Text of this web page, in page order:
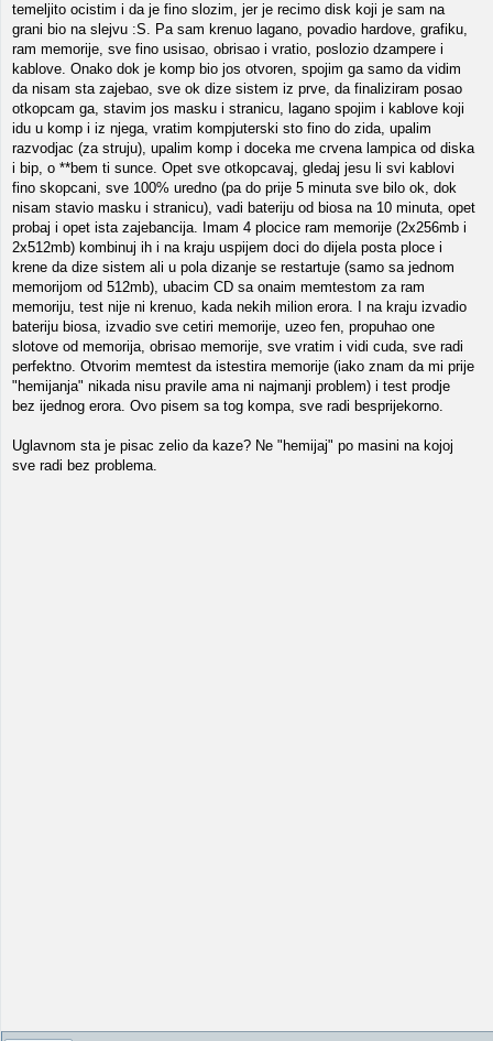
temeljito ocistim i da je fino slozim, jer je recimo disk koji je sam na
grani bio na slejvu :S. Pa sam krenuo lagano, povadio hardove, grafiku,
ram memorije, sve fino usisao, obrisao i vratio, poslozio dzampere i
kablove. Onako dok je komp bio jos otvoren, spojim ga samo da vidim
da nisam sta zajebao, sve ok dize sistem iz prve, da finaliziram posao
otkopcam ga, stavim jos masku i stranicu, lagano spojim i kablove koji
idu u komp i iz njega, vratim kompjuterski sto fino do zida, upalim
razvodjac (za struju), upalim komp i doceka me crvena lampica od diska
i bip, o **bem ti sunce. Opet sve otkopcavaj, gledaj jesu li svi kablovi
fino skopcani, sve 100% uredno (pa do prije 5 minuta sve bilo ok, dok
nisam stavio masku i stranicu), vadi bateriju od biosa na 10 minuta, opet
probaj i opet ista zajebancija. Imam 4 plocice ram memorije (2x256mb i
2x512mb) kombinuj ih i na kraju uspijem doci do dijela posta ploce i
krene da dize sistem ali u pola dizanje se restartuje (samo sa jednom
memorijom od 512mb), ubacim CD sa onaim memtestom za ram
memoriju, test nije ni krenuo, kada nekih milion erora. I na kraju izvadio
bateriju biosa, izvadio sve cetiri memorije, uzeo fen, propuhao one
slotove od memorija, obrisao memorije, sve vratim i vidi cuda, sve radi
perfektno. Otvorim memtest da istestira memorije (iako znam da mi prije
"hemijanja" nikada nisu pravile ama ni najmanji problem) i test prodje
bez ijednog erora. Ovo pisem sa tog kompa, sve radi besprijekorno.
Uglavnom sta je pisac zelio da kaze? Ne "hemijaj" po masini na kojoj
sve radi bez problema.